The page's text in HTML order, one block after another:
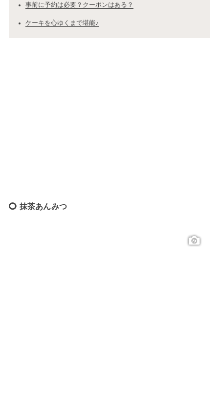
事前に予約は必要？クーポンはある？
ケーキを心ゆくまで堪能♪
抹茶あんみつ